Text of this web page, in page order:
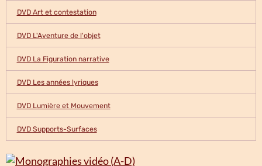
DVD Art et contestation
DVD L'Aventure de l'objet
DVD La Figuration narrative
DVD Les années lyriques
DVD Lumière et Mouvement
DVD Supports-Surfaces